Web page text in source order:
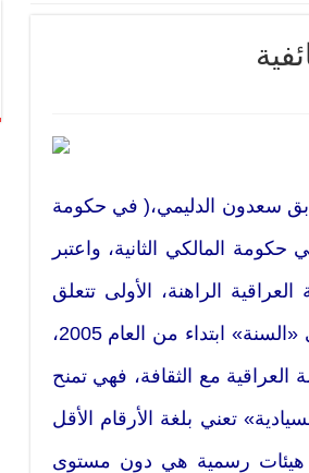
السابق سعدون الدليمي،( في حكومة
الثقافة في حكومة المالكي الثانية، واعتبر
الراهنة، الأولى تتعلق
بالمحاصصة الطائفية التي جعلت «الثقافة» حكراً على «السنة» ابتداء من العام 2005،
العراقية مع الثقافة، فهي تمنح
تعني بلغة الأرقام الأقل
هيئات رسمية هي دون مستوى